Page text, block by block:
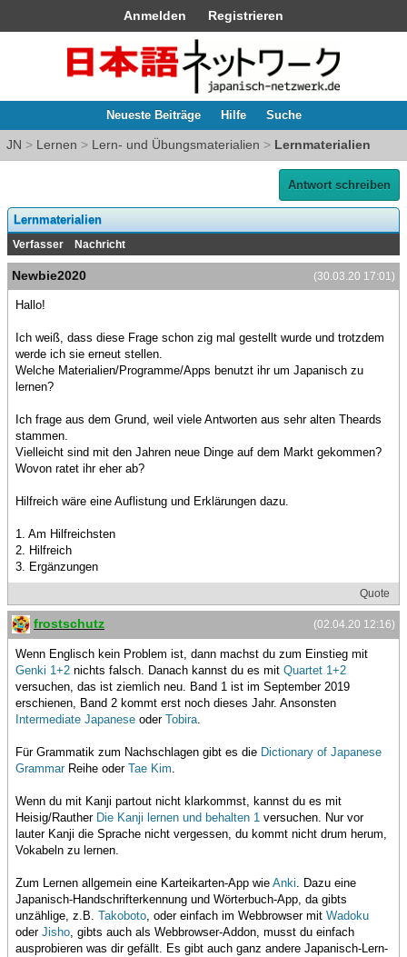
Anmelden Registrieren
Neueste Beiträge Hilfe Suche
JN > Lernen > Lern- und Übungsmaterialien > Lernmaterialien
Antwort schreiben
Lernmaterialien
Verfasser Nachricht
(30.03.20 17:01)
Newbie2020
Hallo!
Ich weiß, dass diese Frage schon zig mal gestellt wurde und trotzdem
werde ich sie erneut stellen.
Welche Materialien/Programme/Apps benutzt ihr um Japanisch zu
lernen?
Ich frage aus dem Grund, weil viele Antworten aus sehr alten Theards
stammen.
Vielleicht sind mit den Jahren neue Dinge auf dem Markt gekommen?
Wovon ratet ihr eher ab?
Hilfreich wäre eine Auflistung und Erklärungen dazu.
1. Am Hilfreichsten
2. Hilfreich
3. Ergänzungen
Quote
(02.04.20 12:16)
frostschutz
Wenn Englisch kein Problem ist, dann machst du zum Einstieg mit
Genki 1+2 nichts falsch. Danach kannst du es mit Quartet 1+2
versuchen, das ist ziemlich neu. Band 1 ist im September 2019
erschienen, Band 2 kommt erst noch dieses Jahr. Ansonsten
Intermediate Japanese oder Tobira.
Für Grammatik zum Nachschlagen gibt es die Dictionary of Japanese
GrammarReihe oder Tae Kim.
Wenn du mit Kanji partout nicht klarkommst, kannst du es mit
Heisig/Rauther Die Kanji lernen und behalten 1 versuchen. Nur vor
lauter Kanji die Sprache nicht vergessen, du kommt nicht drum herum,
Vokabeln zu lernen.
Zum Lernen allgemein eine Karteikarten-App wie Anki. Dazu eine
Japanisch-Handschrifterkennung und Wörterbuch-App, da gibts
unzählige, z.B. Takoboto, oder einfach im Webbrowser mit Wadoku
oder Jisho, gibts auch als Webbrowser-Addon, musst du einfach
ausprobieren was dir gefällt. Es gibt auch ganz andere Japanisch-Lern-